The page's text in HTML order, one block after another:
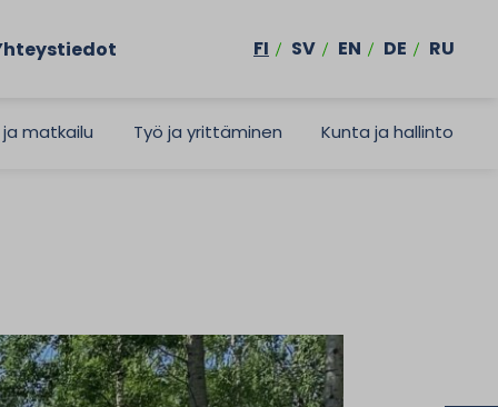
FI SV EN DE RU
ja matkailu Työ ja yrittäminen Kunta ja hallinto